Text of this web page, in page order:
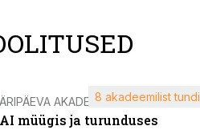
ÄRIPÄEVA AKADEEMIA
AI müügis ja turunduses
8 akadeemilist tundi